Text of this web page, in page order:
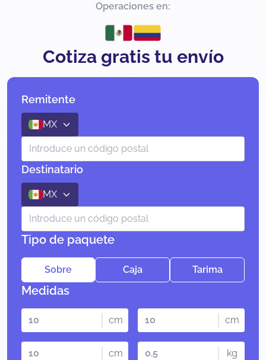
Operaciones en:
Cotiza gratis tu envío
Remitente
MX
Destinatario
MX
Tipo de paquete
Sobre Caja Tarima
Medidas
cm cm
cm kg